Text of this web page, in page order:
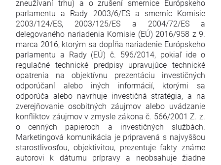
zneužívaní trhu) a o zrušení smernice Európskeho
parlamentu a Rady 2003/6/ES a smerníc Komisie
2003/124/ES, 2003/125/ES a 2004/72/ES a
delegovaného nariadenia Komisie (EÚ) 2016/958 z 9.
marca 2016, ktorým sa dopĺňa nariadenie Európskeho
parlamentu a Rady (EÚ) č. 596/2014, pokiaľ ide o
regulačné technické predpisy upravujúce technické
opatrenia na objektívnu prezentáciu investičných
odporúčaní alebo iných informácií, ktorými sa
odporúča alebo navrhuje investičná stratégia, a na
zverejňovanie osobitných záujmov alebo uvádzanie
konfliktov záujmov v zmysle zákona č. 566/2001 Z. z.
o cenných papieroch a investičných službách.
Marketingová komunikácia je pripravená s najvyššou
starostlivosťou, objektivitou, prezentuje fakty známe
autorovi k dátumu prípravy a neobsahuje žiadne